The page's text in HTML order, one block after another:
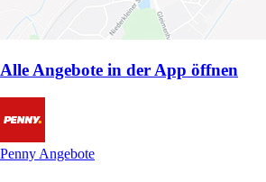
Alle Angebote in der App öffnen
Penny Angebote